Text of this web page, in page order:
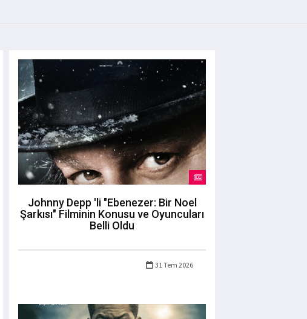
Johnny Depp 'li "Ebenezer: Bir Noel
Şarkısı" Filminin Konusu ve Oyuncuları
Belli Oldu
31 Tem 2026